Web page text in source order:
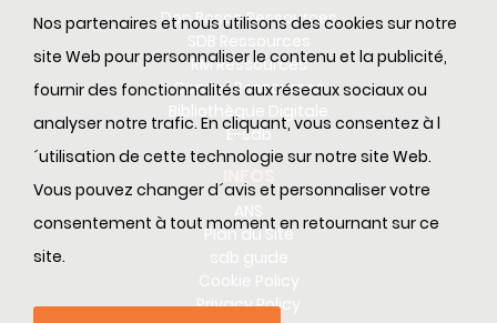
Nos partenaires et nous utilisons des cookies sur notre
site Web pour personnaliser le contenu et la publicité,
fournir des fonctionnalités aux réseaux sociaux ou
analyser notre trafic. En cliquant, vous consentez à l
´utilisation de cette technologie sur notre site Web.
Vous pouvez changer d´avis et personnaliser votre
consentement à tout moment en retournant sur ce
site.
Don Bosco Ressources
RM Ressources
Conseil Ressources
Bibliothèque Digitale
E-sdb
Plan du Site
Privacy Policy